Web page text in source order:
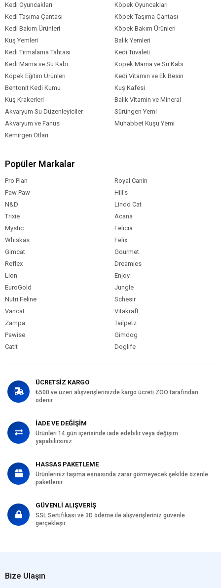
Kedi Oyuncakları
Köpek Oyuncakları
Kedi Taşıma Çantası
Köpek Taşıma Çantası
Kedi Bakım Ürünleri
Köpek Bakım Ürünleri
Kuş Yemleri
Balık Yemleri
Kedi Tırmalama Tahtası
Kedi Tuvaleti
Kedi Mama ve Su Kabı
Köpek Mama ve Su Kabı
Köpek Eğitim Ürünleri
Kedi Vitamin ve Ek Besin
Bentonit Kedi Kumu
Kuş Kafesi
Kuş Krakerleri
Balık Vitamin ve Mineral
Akvaryum Su Düzenleyiciler
Sürüngen Yemi
Akvaryum ve Fanus
Muhabbet Kuşu Yemi
Kemirgen Otları
Popüler Markalar
Pro Plan
Royal Canin
Paw Paw
Hill's
N&D
Lindo Cat
Trixie
Acana
Mystic
Felicia
Whiskas
Felix
Gimcat
Gourmet
Reflex
Dreamies
Lion
Enjoy
EuroGold
Jungle
Nutri Feline
Schesir
Vancat
Vitakraft
Zampa
Tailpetz
Pawise
Gimdog
Catit
Doglife
ÜCRETSİZ KARGO
₺500 ve üzeri alışverişlerinizde kargo ücreti ZOO tarafından
ödenir.
İADE VE DEĞİŞİM
Ürünleri 14 gün içerisinde iade edebilir veya değişim
yapabilirsiniz.
HASSAS PAKETLEME
Ürünleriniz taşıma esnasında zarar görmeyecek şekilde özenle
paketlenir.
GÜVENLİ ALIŞVERİŞ
SSL Sertifikası ve 3D ödeme ile alışverişleriniz güvenle
gerçekleşir.
Bize Ulaşın